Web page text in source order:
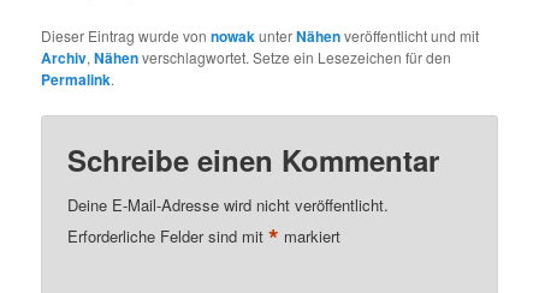
Dieser Eintrag wurde vonnowakunterNähenveröffentlicht und mit
Archiv,Nähenverschlagwortet. Setze ein Lesezeichen für den
Permalink.
Schreibe einen Kommentar
Deine E-Mail-Adresse wird nicht veröffentlicht.
Erforderliche Felder sind mit* markiert